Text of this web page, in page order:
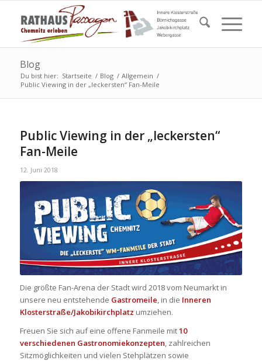
Blog
Du bist hier: Startseite / Blog / Allgemein /
Public Viewing in der „leckersten“ Fan-Meile
Public Viewing in der „leckersten“
Fan-Meile
12. Juni 2018
Die größte Fan-Arena der Stadt wird 2018 vom Neumarkt in
unsere neu entstehende Gastromeile, in die Inneren
Klosterstraße/Jakobikirchplatz umziehen.
Freuen Sie sich auf eine offene Fanmeile mit10
verschiedenen Gastronomiekonzepten, zahlreichen
Sitzmöglichkeiten und vielen Stehplätzen sowie